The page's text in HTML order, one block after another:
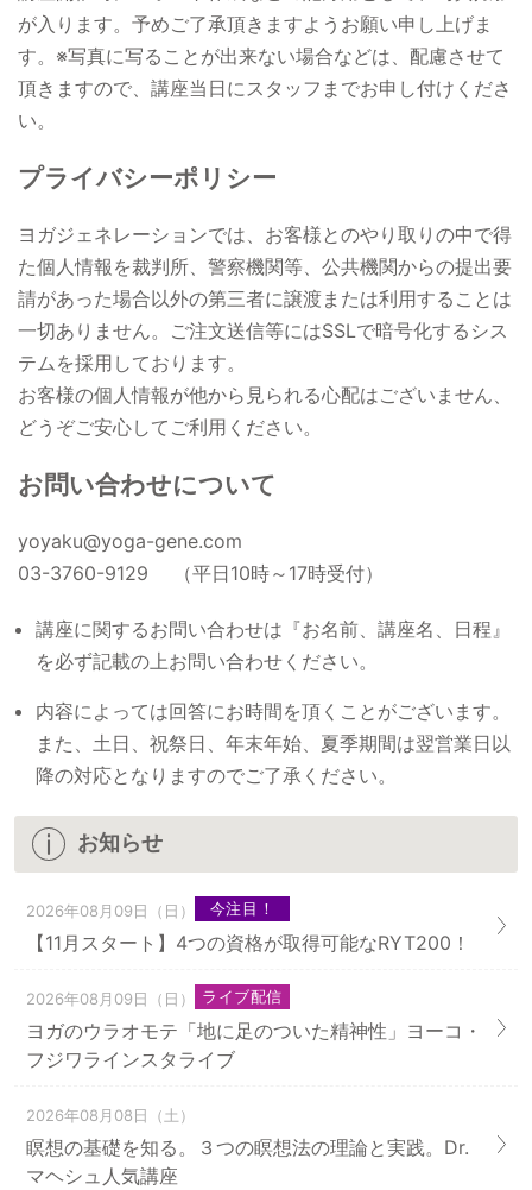
が入ります。予めご了承頂きますようお願い申し上げま
す。※写真に写ることが出来ない場合などは、配慮させて
頂きますので、講座当日にスタッフまでお申し付けくださ
い。
プライバシーポリシー
ヨガジェネレーションでは、お客様とのやり取りの中で得
た個人情報を裁判所、警察機関等、公共機関からの提出要
請があった場合以外の第三者に譲渡または利用することは
一切ありません。ご注文送信等にはSSLで暗号化するシス
テムを採用しております。
お客様の個人情報が他から見られる心配はございません、
どうぞご安心してご利用ください。
お問い合わせについて
yoyaku@yoga-gene.com
03-3760-9129 （平日10時～17時受付）
講座に関するお問い合わせは『お名前、講座名、日程』
を必ず記載の上お問い合わせください。
内容によっては回答にお時間を頂くことがございます。
また、土日、祝祭日、年末年始、夏季期間は翌営業日以
降の対応となりますのでご了承ください。
お知らせ
2026年08月09日（日） 今注目！
【11月スタート】4つの資格が取得可能なRYT200！
2026年08月09日（日） ライブ配信
ヨガのウラオモテ「地に足のついた精神性」ヨーコ・
フジワラインスタライブ
2026年08月08日（土）
瞑想の基礎を知る。３つの瞑想法の理論と実践。Dr.
マヘシュ人気講座